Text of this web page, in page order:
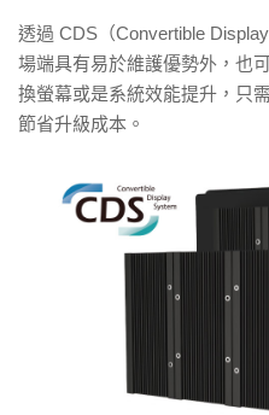
透過 CDS（Convertible
場端具有易於維護優勢外，也
換螢幕或是系統效能提升，只
節省升級成本。